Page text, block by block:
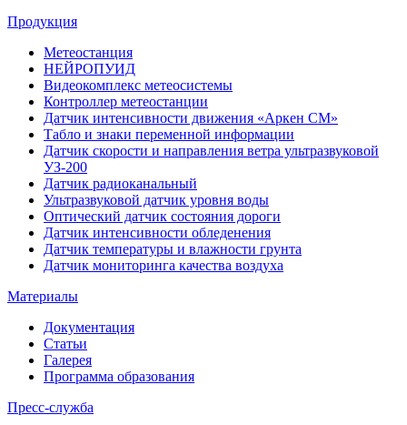
Продукция
Метеостанция
НЕЙРОПУИД
Видеокомплекс метеосистемы
Контроллер метеостанции
Датчик интенсивности движения «Аркен СМ»
Табло и знаки переменной информации
Датчик скорости и направления ветра ультразвуковой
УЗ-200
Датчик радиоканальный
Ультразвуковой датчик уровня воды
Оптический датчик состояния дороги
Датчик интенсивности обледенения
Датчик температуры и влажности грунта
Датчик мониторинга качества воздуха
Материалы
Документация
Статьи
Галерея
Программа образования
Пресс-служба